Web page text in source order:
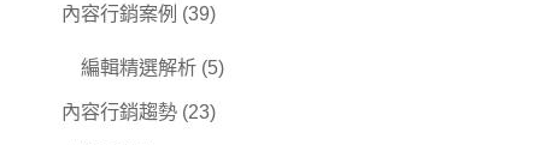
內容行銷案例 (39)
編輯精選解析 (5)
內容行銷趨勢 (23)